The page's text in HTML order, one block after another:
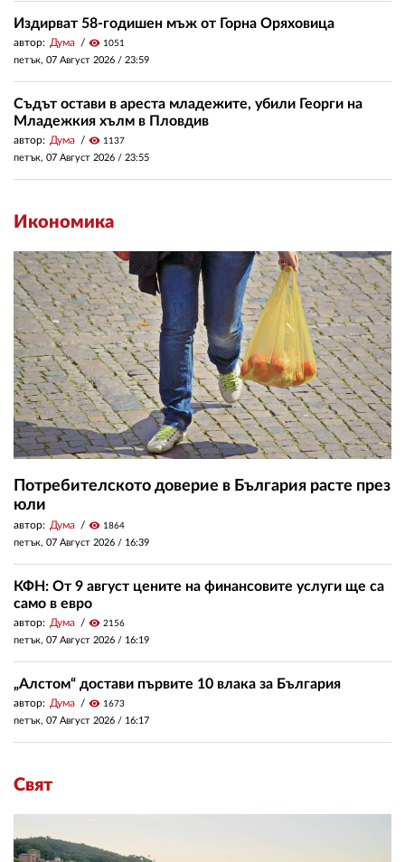
Издирват 58-годишен мъж от Горна Оряховица
автор: Дума visibility 1051
петък, 07 Август 2026 / 23:59
Съдът остави в ареста младежите, убили Георги на
Младежкия хълм в Пловдив
автор: Дума visibility 1137
петък, 07 Август 2026 / 23:55
Икономика
Потребителското доверие в България расте през
юли
автор: Дума visibility 1864
петък, 07 Август 2026 / 16:39
КФН: От 9 август цените на финансовите услуги ще са
само в евро
автор: Дума visibility 2156
петък, 07 Август 2026 / 16:19
„Алстом“ достави първите 10 влака за България
автор: Дума visibility 1673
петък, 07 Август 2026 / 16:17
Свят